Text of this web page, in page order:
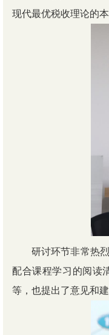
现代最优税收理论的
研讨环节非常热
配合课程学习的阅读
等，也提出了意见和